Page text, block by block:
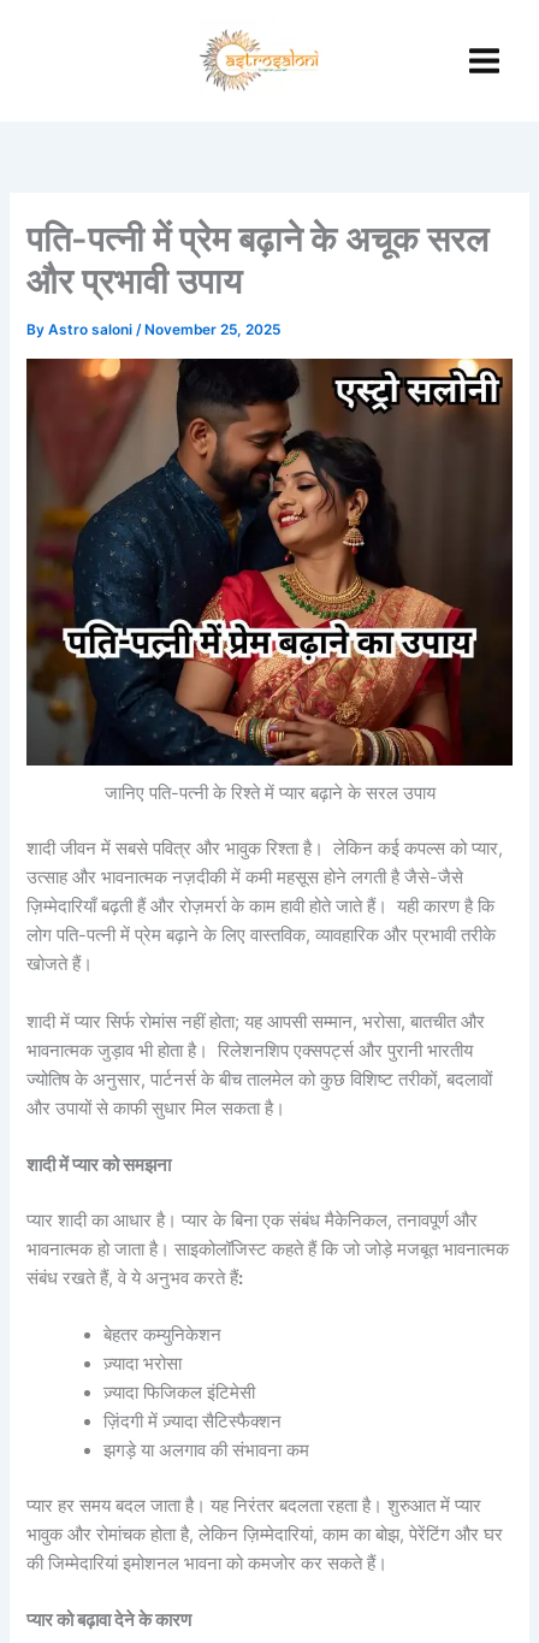
पति-पत्नी में प्रेम बढ़ाने के अचूक सरल
और प्रभावी उपाय
ByAstro saloni/ November 25, 2025
जानिए पति-पत्नी के रिश्ते में प्यार बढ़ाने के सरल उपाय
शादी जीवन में सबसे पवित्र और भावुक रिश्ता है। लेकिन कई कपल्स को प्यार,
उत्साह और भावनात्मक नज़दीकी में कमी महसूस होने लगती है जैसे-जैसे
ज़िम्मेदारियाँ बढ़ती हैं और रोज़मर्रा के काम हावी होते जाते हैं। यही कारण है कि
लोग पति-पत्नी में प्रेम बढ़ाने के लिए वास्तविक, व्यावहारिक और प्रभावी तरीके
खोजते हैं।
शादी में प्यार सिर्फ रोमांस नहीं होता; यह आपसी सम्मान, भरोसा, बातचीत और
भावनात्मक जुड़ाव भी होता है। रिलेशनशिप एक्सपर्ट्स और पुरानी भारतीय
ज्योतिष के अनुसार, पार्टनर्स के बीच तालमेल को कुछ विशिष्ट तरीकों, बदलावों
और उपायों से काफी सुधार मिल सकता है।
शादी में प्यार को समझना
प्यार शादी का आधार है। प्यार के बिना एक संबंध मैकेनिकल, तनावपूर्ण और
भावनात्मक हो जाता है। साइकोलॉजिस्ट कहते हैं कि जो जोड़े मजबूत भावनात्मक
संबंध रखते हैं, वे ये अनुभव करते हैं:
बेहतर कम्युनिकेशन
ज़्यादा भरोसा
ज़्यादा फिजिकल इंटिमेसी
ज़िंदगी में ज़्यादा सैटिस्फैक्शन
झगड़े या अलगाव की संभावना कम
प्यार हर समय बदल जाता है। यह निरंतर बदलता रहता है। शुरुआत में प्यार
भावुक और रोमांचक होता है, लेकिन ज़िम्मेदारियां, काम का बोझ, पेरेंटिंग और घर
की जिम्मेदारियां इमोशनल भावना को कमजोर कर सकते हैं।
प्यार को बढ़ावा देने के कारण